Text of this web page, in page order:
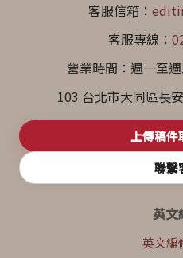
客服信箱：
客服專線：
營業時間：週一至
103 台北市大同區長
上傳稿件
聯繫
英文
英文編